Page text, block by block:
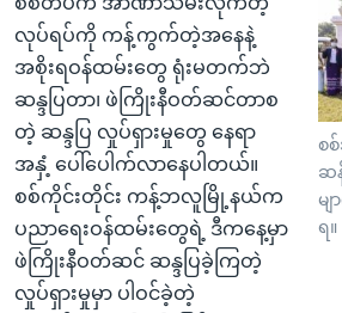
စ
ဆ
မ
ရ။
လုပ်ရပ်ကို ကန့်ကွက်တဲ့အနေနဲ့
အစိုးရဝန်ထမ်းတွေ ရုံးမတက်ဘဲ
ဆန္ဒပြတာ၊ ဖဲကြိုးနီဝတ်ဆင်တာစ
တဲ့ ဆန္ဒပြ လှုပ်ရှားမှုတွေ နေရာ
အနှံ့ ပေါ်ပေါက်လာနေပါတယ်။
စစ်ကိုင်းတိုင်း ကန့်ဘလူမြို့နယ်က
ပညာရေးဝန်ထမ်းတွေရဲ့ ဒီကနေ့မှာ
ဖဲကြိုးနီဝတ်ဆင် ဆန္ဒပြခဲ့ကြတဲ့
လှုပ်ရှားမှုမှာ ပါဝင်ခဲ့တဲ့